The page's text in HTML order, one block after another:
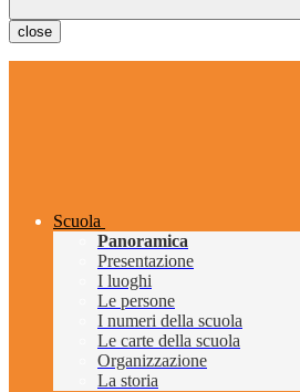
close
Scuola
Panoramica
Presentazione
I luoghi
Le persone
I numeri della scuola
Le carte della scuola
Organizzazione
La storia